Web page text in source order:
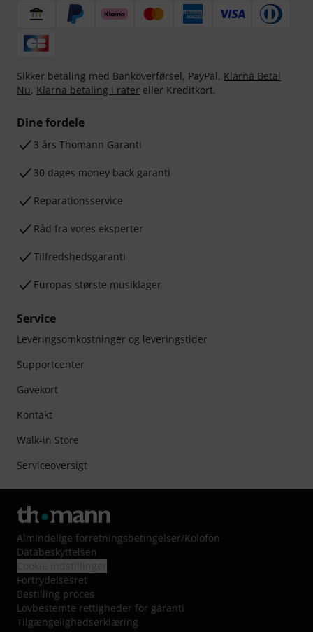
Sikker betaling med Bankoverførsel, PayPal, Klarna Betal
Nu, Klarna betaling i rater eller Kreditkort.
Dine fordele
3 års Thomann Garanti
30 dages money back garanti
Reparationsservice
Råd fra vores eksperter
Tilfredshedsgaranti
Europas største musiklager
Service
Leveringsomkostninger og leveringstider
Supportcenter
Gavekort
Kontakt
Walk-in Store
Serviceoversigt
Almindelige forretningsbetingelser/Kolofon
Databeskyttelsen
Fortrydelsesret
Bestilling proces
Lovbestemte rettigheder for garanti
Tilgængelighedserklæring